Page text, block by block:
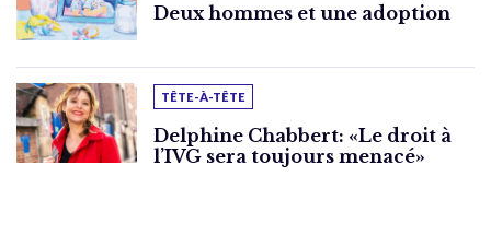
Deux hommes et une adoption
TÊTE-À-TÊTE
Delphine Chabbert: «Le droit à
l’IVG sera toujours menacé»